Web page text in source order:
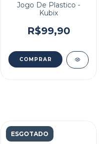
Jogo De Plastico -
Kubix
R$99,90
ESGOTADO